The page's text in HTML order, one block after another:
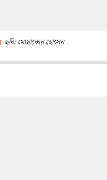
ছবি: মোছাব্বের হোসেন